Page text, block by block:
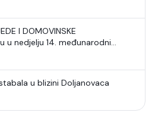
I DOMOVINSKE
u nedjelju 14. međunarodni
u blizini Doljanovaca